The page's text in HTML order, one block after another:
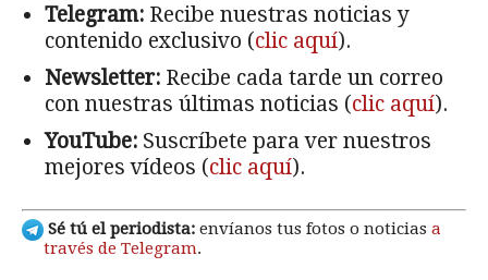
Telegram: Recibe nuestras noticias y
contenido exclusivo (clic aquí).
Newsletter: Recibe cada tarde un correo
con nuestras últimas noticias (clic aquí).
YouTube: Suscríbete para ver nuestros
mejores vídeos (clic aquí).
Sé tú el periodista: envíanos tus fotos o noticias a
través de Telegram.